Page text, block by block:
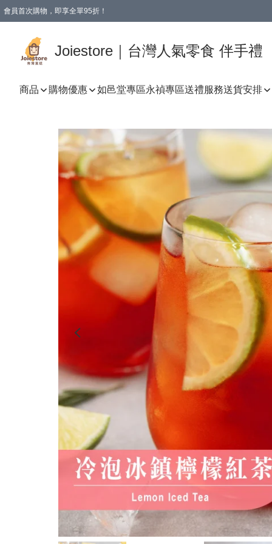
會員首次購物，即享全單95折！
Joiestore｜台灣人氣零食 伴手禮
商品 購物優惠 如邑堂專區永禎專區送禮服務送貨安排